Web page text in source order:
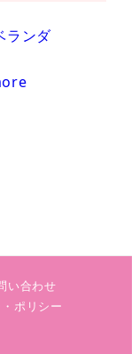
ランダ
い合わせ
ポリシー